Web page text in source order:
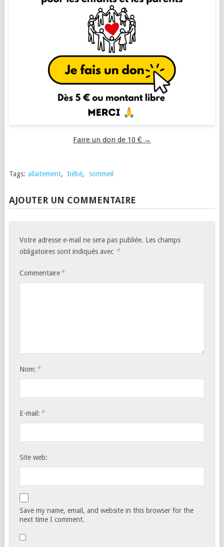
Faire un don de 10 € →
Tags: allaitement, bébé, sommeil
AJOUTER UN COMMENTAIRE
Votre adresse e-mail ne sera pas publiée. Les champs
obligatoires sont indiqués avec *
Commentaire*
Nom: *
E-mail: *
Site web:
Save my name, email, and website in this browser for the
next time I comment.